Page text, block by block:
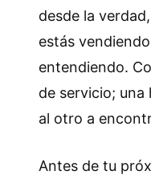
desde la
estás
entendiendo.
de servicio;
al otro a
Antes de tu